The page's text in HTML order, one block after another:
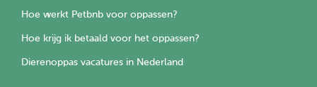
Hoe werkt Petbnb voor oppassen?
Hoe krijg ik betaald voor het oppassen?
Dierenoppas vacatures in Nederland